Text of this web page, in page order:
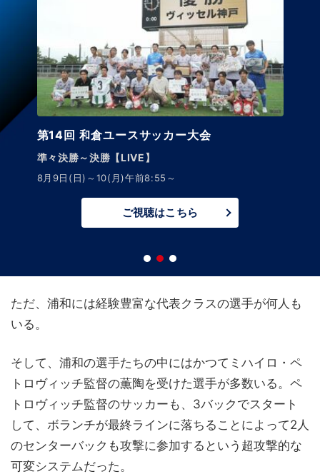
第14回 和倉ユースサッカー大会
準々決勝～決勝【LIVE】
8月9日(日)～10(月)午前8:55～
ご視聴はこちら
ただ、浦和には経験豊富な代表クラスの選手が何人も
いる。
そして、浦和の選手たちの中にはかつてミハイロ・ペ
トロヴィッチ監督の薫陶を受けた選手が多数いる。ペ
トロヴィッチ監督のサッカーも、3バックでスタート
して、ボランチが最終ラインに落ちることによって2人
のセンターバックも攻撃に参加するという超攻撃的な
可変システムだった。